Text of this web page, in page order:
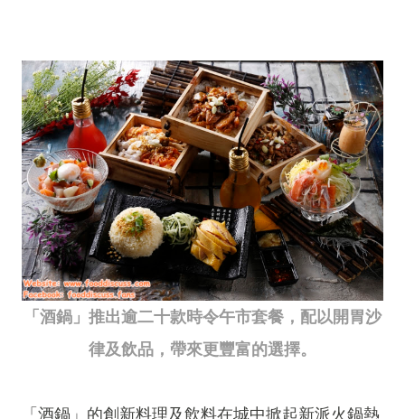
「酒鍋」推出逾二十款時令午市套餐，配以開胃沙
律及飲品，帶來更豐富的選擇。
「酒鍋」的創新料理及飲料在城中掀起新派火鍋熱